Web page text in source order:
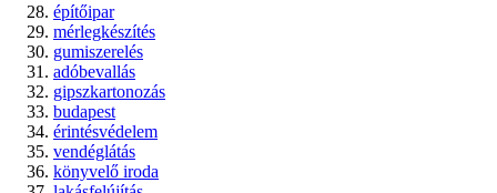
építőipar
mérlegkészítés
gumiszerelés
adóbevallás
gipszkartonozás
budapest
érintésvédelem
vendéglátás
könyvelő iroda